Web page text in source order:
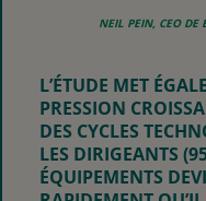
NEIL PEIN, CEO DE
L’ÉTUDE MET
PRESSION
DES CYCLES
LES DIRIGEANTS
ÉQUIPEMENTS